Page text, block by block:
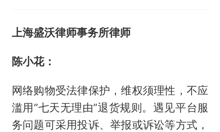
上海盛沃律师事务所律师
陈小花：
网络购物受法律保护，维权须理性，不应
滥用“七天无理由”退货规则。遇见平台服
务问题可采用投诉、举报或诉讼等方式，